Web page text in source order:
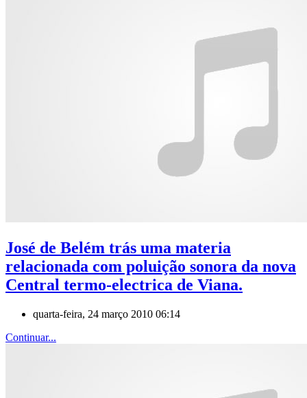
José de Belém trás uma materia
relacionada com poluição sonora da nova
Central termo-electrica de Viana.
quarta-feira, 24 março 2010 06:14
Continuar...